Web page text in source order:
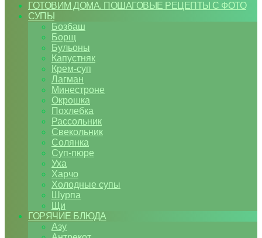
ГОТОВИМ ДОМА. ПОШАГОВЫЕ РЕЦЕПТЫ С ФОТО
СУПЫ
Бозбаш
Борщ
Бульоны
Капустняк
Крем-суп
Лагман
Минестроне
Окрошка
Похлебка
Рассольник
Свекольник
Солянка
Суп-пюре
Уха
Харчо
Холодные супы
Шурпа
Щи
ГОРЯЧИЕ БЛЮДА
Азу